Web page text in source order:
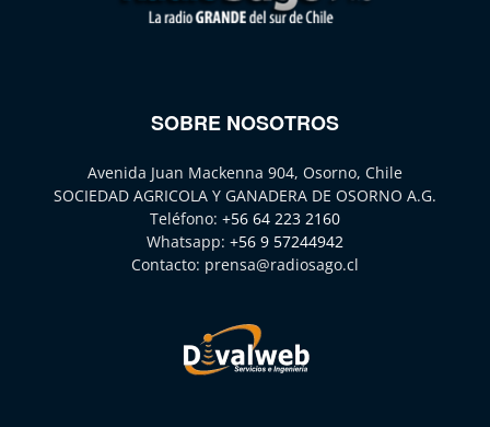
SOBRE NOSOTROS
Avenida Juan Mackenna 904, Osorno, Chile
SOCIEDAD AGRICOLA Y GANADERA DE OSORNO A.G.
Teléfono: +56 64 223 2160
Whatsapp: +56 9 57244942
Contacto: prensa@radiosago.cl